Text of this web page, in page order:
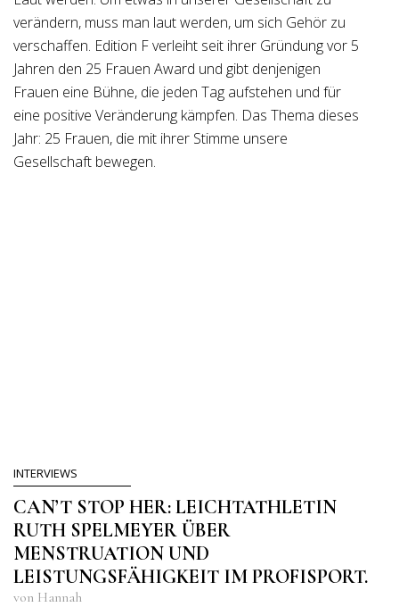
verändern, muss man laut werden, um sich Gehör zu
verschaffen. Edition F verleiht seit ihrer Gründung vor 5
Jahren den 25 Frauen Award und gibt denjenigen
Frauen eine Bühne, die jeden Tag aufstehen und für
eine positive Veränderung kämpfen. Das Thema dieses
Jahr: 25 Frauen, die mit ihrer Stimme unsere
Gesellschaft bewegen.
INTERVIEWS
CAN’T STOP HER: LEICHTATHLETIN
RUTH SPELMEYER ÜBER
MENSTRUATION UND
LEISTUNGSFÄHIGKEIT IM PROFISPORT.
von Hannah